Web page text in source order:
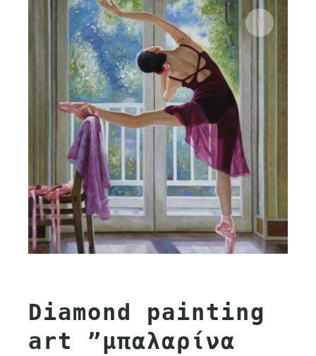
Diamond painting
art ”μπαλαρίνα